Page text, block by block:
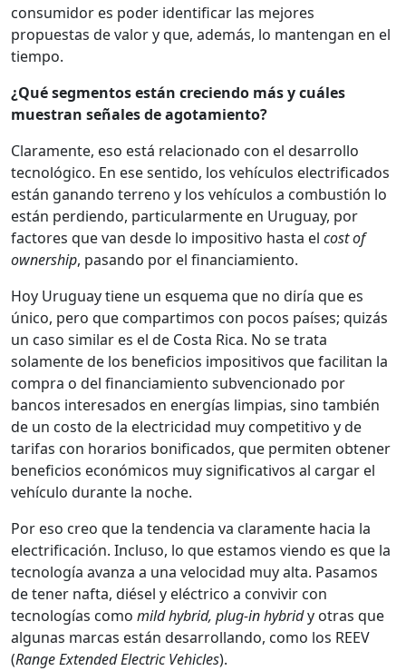
consumidor es poder identificar las mejores
propuestas de valor y que, además, lo mantengan en el
tiempo.
¿Qué segmentos están creciendo más y cuáles
muestran señales de agotamiento?
Claramente, eso está relacionado con el desarrollo
tecnológico. En ese sentido, los vehículos electrificados
están ganando terreno y los vehículos a combustión lo
están perdiendo, particularmente en Uruguay, por
factores que van desde lo impositivo hasta el cost of
ownership, pasando por el financiamiento.
Hoy Uruguay tiene un esquema que no diría que es
único, pero que compartimos con pocos países; quizás
un caso similar es el de Costa Rica. No se trata
solamente de los beneficios impositivos que facilitan la
compra o del financiamiento subvencionado por
bancos interesados en energías limpias, sino también
de un costo de la electricidad muy competitivo y de
tarifas con horarios bonificados, que permiten obtener
beneficios económicos muy significativos al cargar el
vehículo durante la noche.
Por eso creo que la tendencia va claramente hacia la
electrificación. Incluso, lo que estamos viendo es que la
tecnología avanza a una velocidad muy alta. Pasamos
de tener nafta, diésel y eléctrico a convivir con
tecnologías como mild hybrid, plug-in hybridy otras que
algunas marcas están desarrollando, como los REEV
(Range Extended Electric Vehicles).